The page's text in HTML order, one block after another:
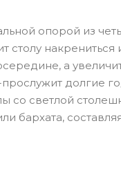
опорой из
столу
а
долгие
со светлой
бархата,